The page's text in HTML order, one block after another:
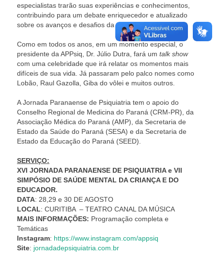
especialistas trarão suas experiências e conhecimentos,
contribuindo para um debate enriquecedor e atualizado
sobre os avanços e desafios da psiquiatria.
Como em todos os anos, em um momento especial, o
presidente da APPsiq, Dr. Júlio Dutra, fará um talk show
com uma celebridade que irá relatar os momentos mais
difíceis de sua vida. Já passaram pelo palco nomes como
Lobão, Raul Gazolla, Giba do vôlei e muitos outros.
A Jornada Paranaense de Psiquiatria tem o apoio do
Conselho Regional de Medicina do Paraná (CRM-PR), da
Associação Médica do Paraná (AMP), da Secretaria de
Estado da Saúde do Paraná (SESA) e da Secretaria de
Estado da Educação do Paraná (SEED).
SERVIÇO:
XVI JORNADA PARANAENSE DE PSIQUIATRIA e VII
SIMPÓSIO DE SAÚDE MENTAL DA CRIANÇA E DO
EDUCADOR.
DATA: 28,29 e 30 DE AGOSTO
LOCAL: CURITIBA – TEATRO CANAL DA MÚSICA
MAIS INFORMAÇÕES: Programação completa e
Temáticas
Instagram: https://www.instagram.com/appsiq
Site: jornadadepsiquiatria.com.br